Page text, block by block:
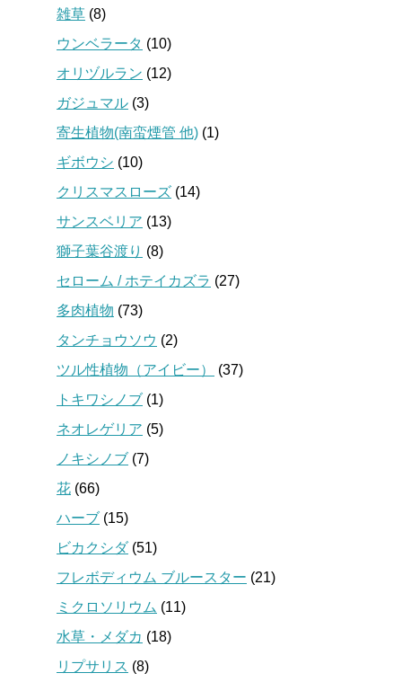
雑草 (8)
ウンベラータ (10)
オリヅルラン (12)
ガジュマル (3)
寄生植物(南蛮煙管 他) (1)
ギボウシ (10)
クリスマスローズ (14)
サンスベリア (13)
獅子葉谷渡り (8)
セローム / ホテイカズラ (27)
多肉植物 (73)
タンチョウソウ (2)
ツル性植物（アイビー）
(37)
トキワシノブ (1)
ネオレゲリア (5)
ノキシノブ (7)
花 (66)
ハーブ (15)
ビカクシダ(51)
フレボディウム ブルースター (21)
ミクロソリウム (11)
水草・メダカ (18)
リプサリス (8)